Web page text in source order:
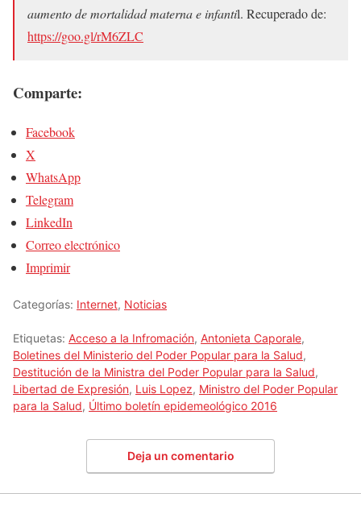
aumento de mortalidad materna e infantil. Recuperado de:
https://goo.gl/rM6ZLC
Comparte:
Facebook
X
WhatsApp
Telegram
LinkedIn
Correo electrónico
Imprimir
Categorías: Internet, Noticias
Etiquetas: Acceso a la Infromación, Antonieta Caporale,
Boletines del Ministerio del Poder Popular para la Salud,
Destitución de la Ministra del Poder Popular para la Salud,
Libertad de Expresión, Luis Lopez, Ministro del Poder Popular
para la Salud, Último boletín epidemeológico 2016
Deja un comentario